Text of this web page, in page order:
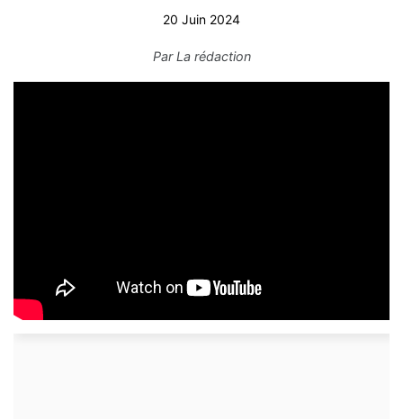
20 Juin 2024
ParLa rédaction